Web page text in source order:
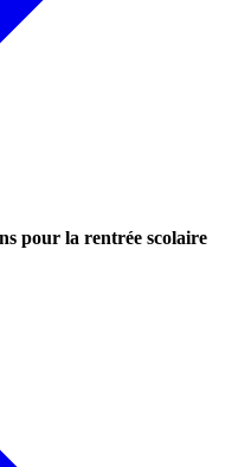
pour la rentrée scolaire